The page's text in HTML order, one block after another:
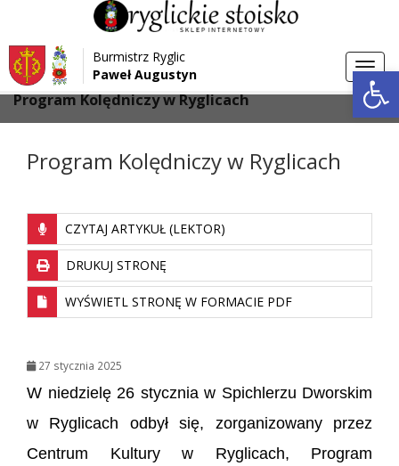
Przejdź do menu
Przejdź do głównej treści strony
Przejdź do stopki strony
Burmistrz Ryglic
Paweł Augustyn
Strona główna > Galeria
Program Kolędniczy w Ryglicach
Program Kolędniczy w Ryglicach
CZYTAJ ARTYKUŁ (LEKTOR)
DRUKUJ STRONĘ
WYŚWIETL STRONĘ W FORMACIE PDF
27 stycznia 2025
W niedzielę 26 stycznia w Spichlerzu Dworskim
w Ryglicach odbył się, zorganizowany przez
Centrum Kultury w Ryglicach, Program